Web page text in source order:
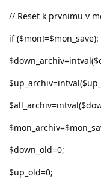
// Reset k prvnimu v
if ($mon!=$mon_save):
$down_old=0;
$up_old=0;